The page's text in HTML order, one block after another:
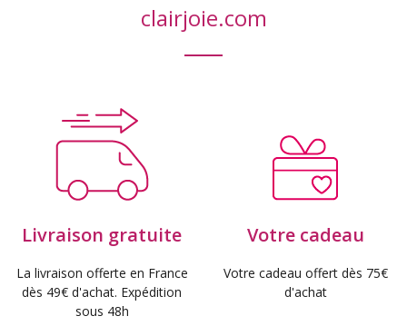
clairjoie.com
Livraison gratuite
La livraison offerte en France
dès 49€ d'achat. Expédition
sous 48h
Votre cadeau
Votre cadeau offert dès 75€
d'achat